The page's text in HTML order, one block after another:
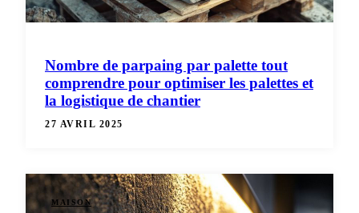
Nombre de parpaing par palette tout
comprendre pour optimiser les palettes et
la logistique de chantier
27 AVRIL 2025
MAISON